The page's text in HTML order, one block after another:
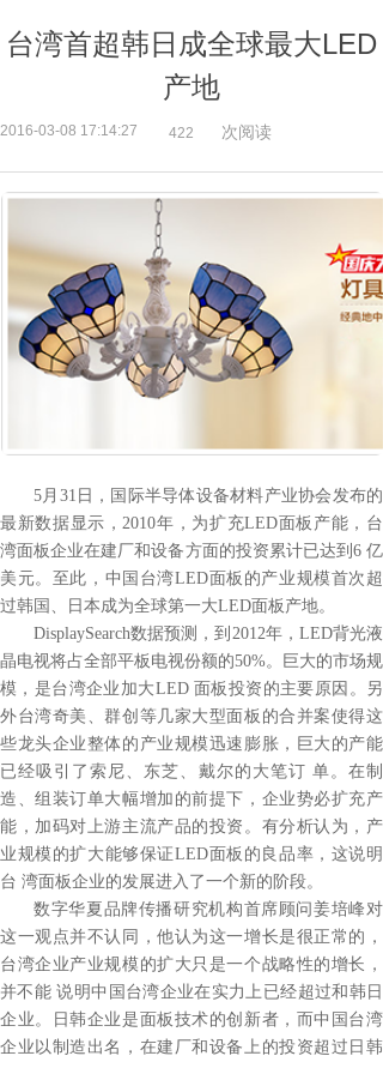
台湾首超韩日成全球最大LED
产地
2016-03-08 17:14:27 422 次阅读
5月31日，国际半导体设备材料产业协会发布的
最新数据显示，2010年，为扩充LED面板产能，台
湾面板企业在建厂和设备方面的投资累计已达到6 亿
美元。至此，中国台湾LED面板的产业规模首次超
过韩国、日本成为全球第一大LED面板产地。
DisplaySearch数据预测，到2012年，LED背光液
晶电视将占全部平板电视份额的50%。巨大的市场规
模，是台湾企业加大LED 面板投资的主要原因。另
外台湾奇美、群创等几家大型面板的合并案使得这
些龙头企业整体的产业规模迅速膨胀，巨大的产能
已经吸引了索尼、东芝、戴尔的大笔订 单。在制
造、组装订单大幅增加的前提下，企业势必扩充产
能，加码对上游主流产品的投资。有分析认为，产
业规模的扩大能够保证LED面板的良品率，这说明
台 湾面板企业的发展进入了一个新的阶段。
数字华夏品牌传播研究机构首席顾问姜培峰对
这一观点并不认同，他认为这一增长是很正常的，
台湾企业产业规模的扩大只是一个战略性的增长，
并不能 说明中国台湾企业在实力上已经超过和韩日
企业。日韩企业是面板技术的创新者，而中国台湾
企业以制造出名，在建厂和设备上的投资超过日韩